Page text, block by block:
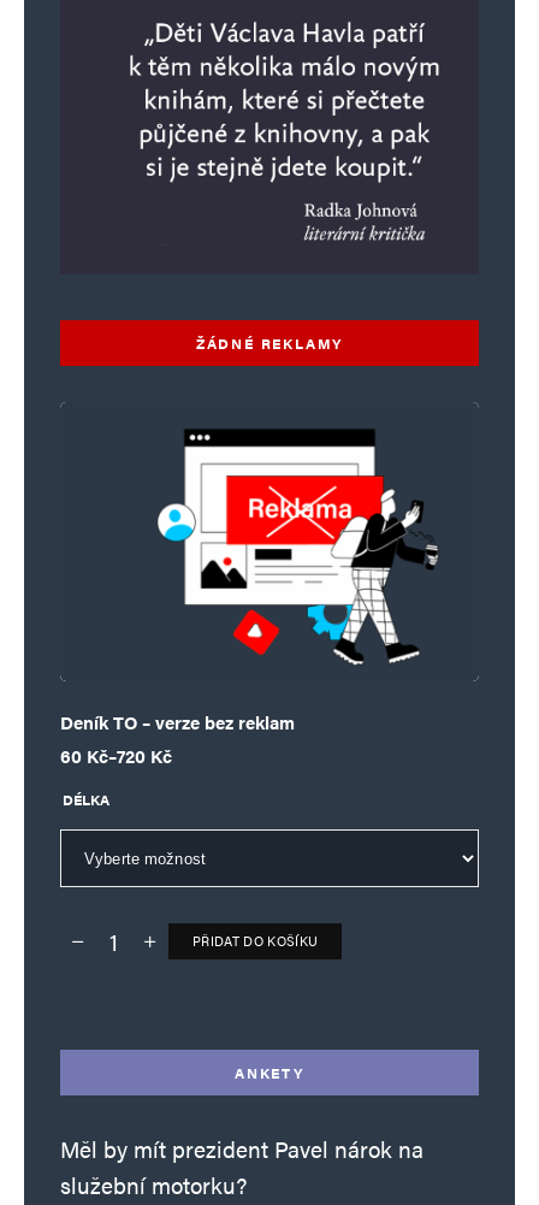
ŽÁDNÉ REKLAMY
Deník TO – verze bez reklam
60 Kč–720 Kč
Rozpětí cen: 60 Kč až 720 Kč
DÉLKA
Deník TO – verze bez reklam množství
PŘIDAT DO KOŠÍKU
ANKETY
Měl by mít prezident Pavel nárok na
služební motorku?